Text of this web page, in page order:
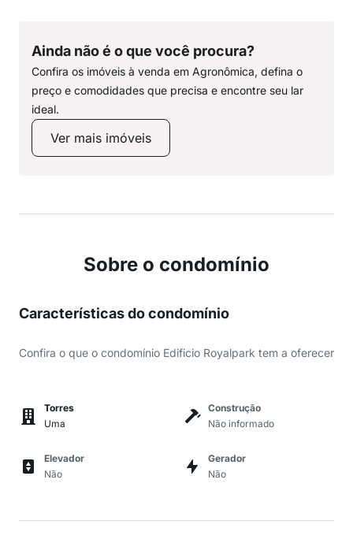
Ainda não é o que você procura?
Confira os imóveis à venda em Agronômica, defina o
preço e comodidades que precisa e encontre seu lar
ideal.
Ver mais imóveis
Sobre o condomínio
Características do condomínio
Confira o que o condomínio Edificio Royalpark tem a oferecer
Torres
Uma
Construção
Não informado
Elevador
Não
Gerador
Não